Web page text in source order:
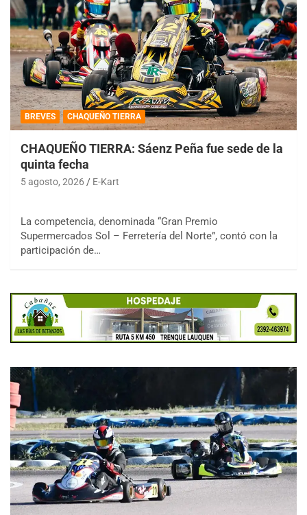
BREVES CHAQUEÑO TIERRA
CHAQUEÑO TIERRA: Sáenz Peña fue sede de la
quinta fecha
5 agosto, 2026 E-Kart
La competencia, denominada “Gran Premio
Supermercados Sol – Ferretería del Norte”, contó con la
participación de…